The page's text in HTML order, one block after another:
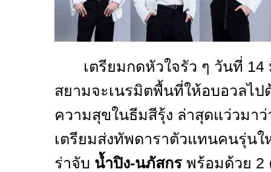
เตรียมกดหัวใจรัว ๆ วันที่ 14
สยามจะเนรมิตพื้นที่ให้อบอวลไ
ความสุขในธีมสีรุ้ง ล่าสุดแว่วมา
เตรียมส่งทัพดาราตัวแทนคนรุ่น
ร่าจับ น้ำปิง-นภัสกร พร้อมด้วย 2